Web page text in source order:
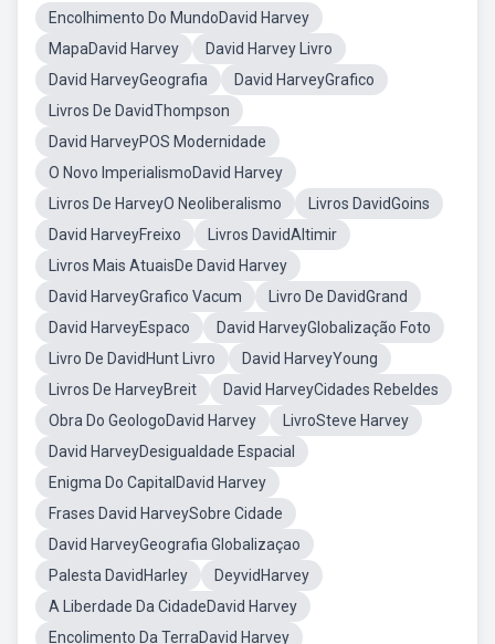
Encolhimento Do MundoDavid Harvey
MapaDavid Harvey
David Harvey Livro
David HarveyGeografia
David HarveyGrafico
Livros De DavidThompson
David HarveyPOS Modernidade
O Novo ImperialismoDavid Harvey
Livros De HarveyO Neoliberalismo
Livros DavidGoins
David HarveyFreixo
Livros DavidAltimir
Livros Mais AtuaisDe David Harvey
David HarveyGrafico Vacum
Livro De DavidGrand
David HarveyEspaco
David HarveyGlobalização Foto
Livro De DavidHunt Livro
David HarveyYoung
Livros De HarveyBreit
David HarveyCidades Rebeldes
Obra Do GeologoDavid Harvey
LivroSteve Harvey
David HarveyDesigualdade Espacial
Enigma Do CapitalDavid Harvey
Frases David HarveySobre Cidade
David HarveyGeografia Globalizaçao
Palesta DavidHarley
DeyvidHarvey
A Liberdade Da CidadeDavid Harvey
Encolimento Da TerraDavid Harvey